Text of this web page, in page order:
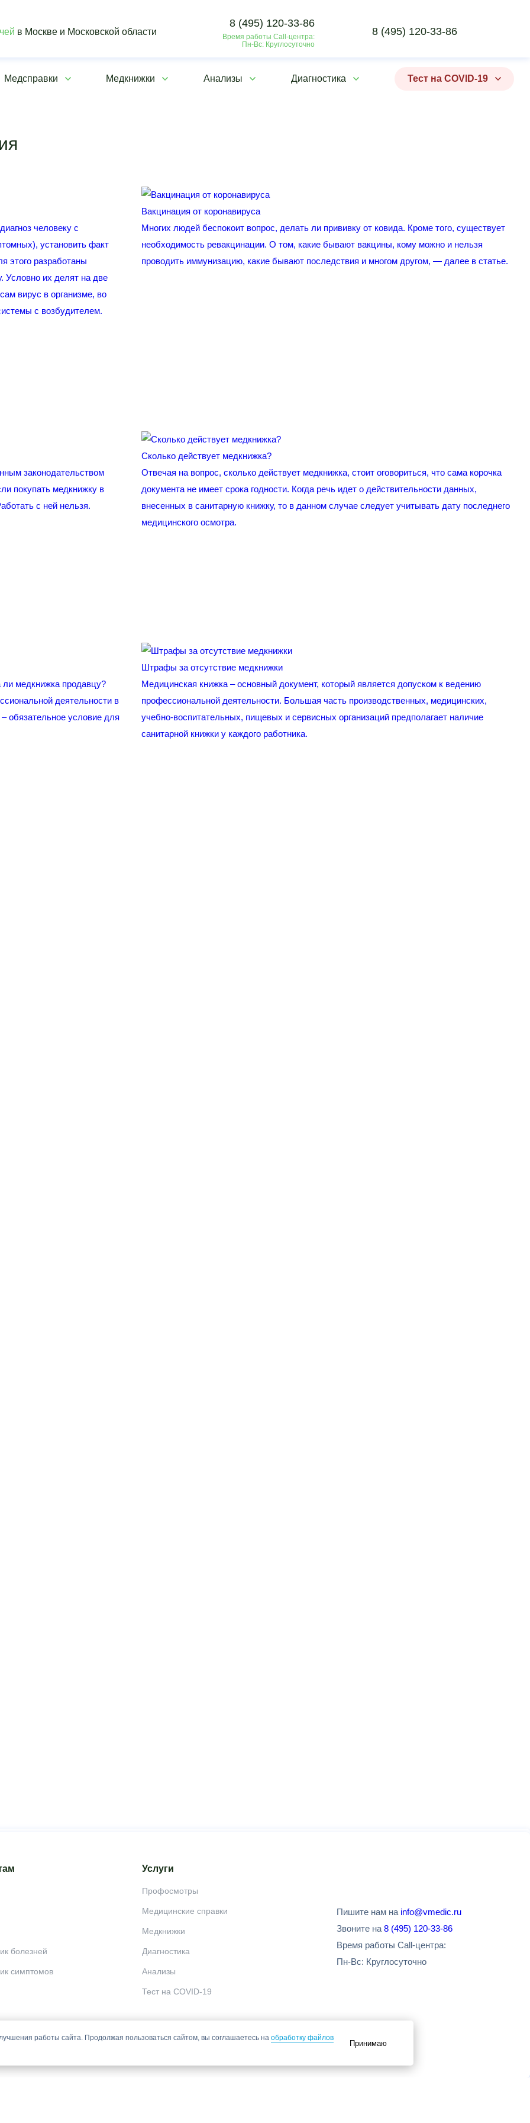
в Москве и Московской области
8 (495) 120-33-86
Время работы Call-центра:
Пн-Вс: Круглосуточно
8 (495) 120-33-86
Медсправки Медкнижки Анализы Диагностика Тест на COVID-19
человеку с
установить факт
этого разработаны
Условно их делят на две
вирус в организме, во
с возбудителем.
Вакцинация от коронавируса
Многих людей беспокоит вопрос, делать ли прививку от ковида. Кроме того, существует
необходимость ревакцинации. О том, какие бывают вакцины, кому можно и нельзя
проводить иммунизацию, какие бывают последствия и многом другом, ― далее в статье.
законодательством
покупать медкнижку в
с ней нельзя.
Сколько действует медкнижка?
Отвечая на вопрос, сколько действует медкнижка, стоит оговориться, что сама корочка
документа не имеет срока годности. Когда речь идет о действительности данных,
внесенных в санитарную книжку, то в данном случае следует учитывать дату последнего
медицинского осмотра.
медкнижка продавцу?
деятельности в
обязательное условие для
Штрафы за отсутствие медкнижки
Медицинская книжка – основный документ, который является допуском к ведению
профессиональной деятельности. Большая часть производственных, медицинских,
учебно-воспитательных, пищевых и сервисных организаций предполагает наличие
санитарной книжки у каждого работника.
болезней
симптомов
Услуги
Профосмотры
Медицинские справки
Медкнижки
Диагностика
Анализы
Тест на COVID-19
Пишите нам на info@vmedic.ru
Звоните на 8 (495) 120-33-86
Время работы Call-центра:
Пн-Вс: Круглосуточно
диагноза, назначения лечения и не заменяет прием врача.
и носят информационный характер.
работы сайта. Продолжая пользоваться сайтом, вы соглашаетесь на обработку файлов
Принимаю